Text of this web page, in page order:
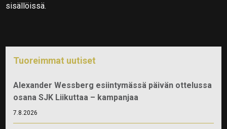
sisällöissä.
Tuoreimmat uutiset
Alexander Wessberg esiintymässä päivän ottelussa
osana SJK Liikuttaa – kampanjaa
7.8.2026